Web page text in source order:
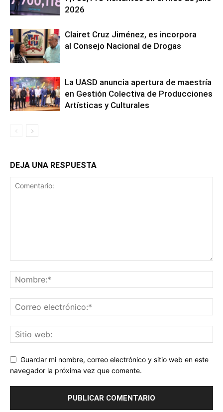
2026
Clairet Cruz Jiménez, es incorpora
al Consejo Nacional de Drogas
La UASD anuncia apertura de maestría
en Gestión Colectiva de Producciones
Artísticas y Culturales
DEJA UNA RESPUESTA
Guardar mi nombre, correo electrónico y sitio web en este
navegador la próxima vez que comente.